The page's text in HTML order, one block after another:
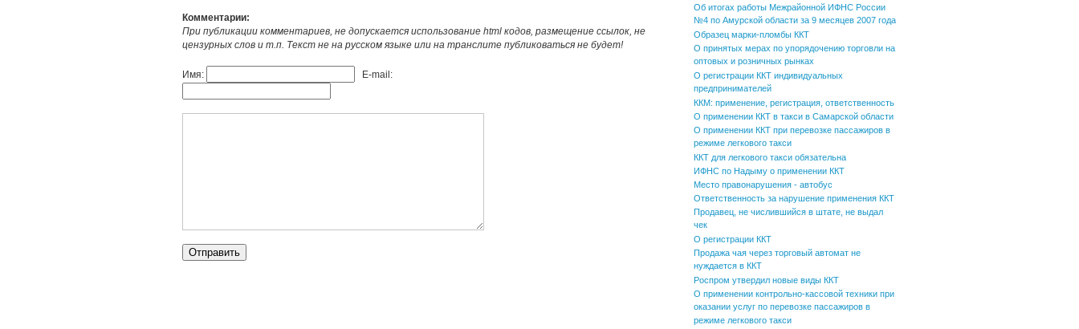
Комментарии:
При публикации комментариев, не допускается использование html кодов, размещение ссылок, не
цензурных слов и т.п. Текст не на русском языке или на транслите публиковаться не будет!
Имя: E-mail:
Об итогах работы Межрайонной ИФНС России
№4 по Амурской области за 9 месяцев 2007 года
Образец марки-пломбы ККТ
О принятых мерах по упорядочению торговли на
оптовых и розничных рынках
О регистрации ККТ индивидуальных
предпринимателей
ККМ: применение, регистрация, ответственность
О применении ККТ в такси в Самарской области
О применении ККТ при перевозке пассажиров в
режиме легкового такси
ККТ для легкового такси обязательна
ИФНС по Надыму о применении ККТ
Место правонарушения - автобус
Ответственность за нарушение применения ККТ
Продавец, не числившийся в штате, не выдал
чек
О регистрации ККТ
Продажа чая через торговый автомат не
нуждается в ККТ
Роспром утвердил новые виды ККТ
О применении контрольно-кассовой техники при
оказании услуг по перевозке пассажиров в
режиме легкового такси